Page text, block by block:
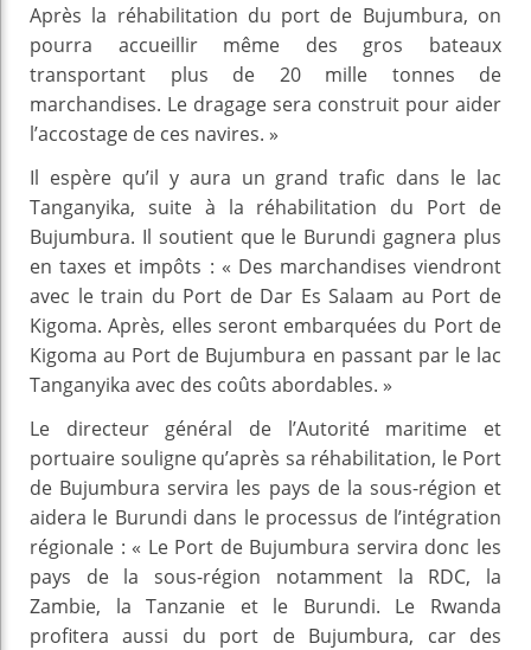
Après la réhabilitation du port de Bujumbura, on
pourra accueillir même des gros bateaux
transportant plus de 20 mille tonnes de
marchandises. Le dragage sera construit pour aider
l’accostage de ces navires. »
Il espère qu’il y aura un grand trafic dans le lac
Tanganyika, suite à la réhabilitation du Port de
Bujumbura. Il soutient que le Burundi gagnera plus
en taxes et impôts : « Des marchandises viendront
avec le train du Port de Dar Es Salaam au Port de
Kigoma. Après, elles seront embarquées du Port de
Kigoma au Port de Bujumbura en passant par le lac
Tanganyika avec des coûts abordables. »
Le directeur général de l’Autorité maritime et
portuaire souligne qu’après sa réhabilitation, le Port
de Bujumbura servira les pays de la sous-région et
aidera le Burundi dans le processus de l’intégration
régionale : « Le Port de Bujumbura servira donc les
pays de la sous-région notamment la RDC, la
Zambie, la Tanzanie et le Burundi. Le Rwanda
profitera aussi du port de Bujumbura, car des